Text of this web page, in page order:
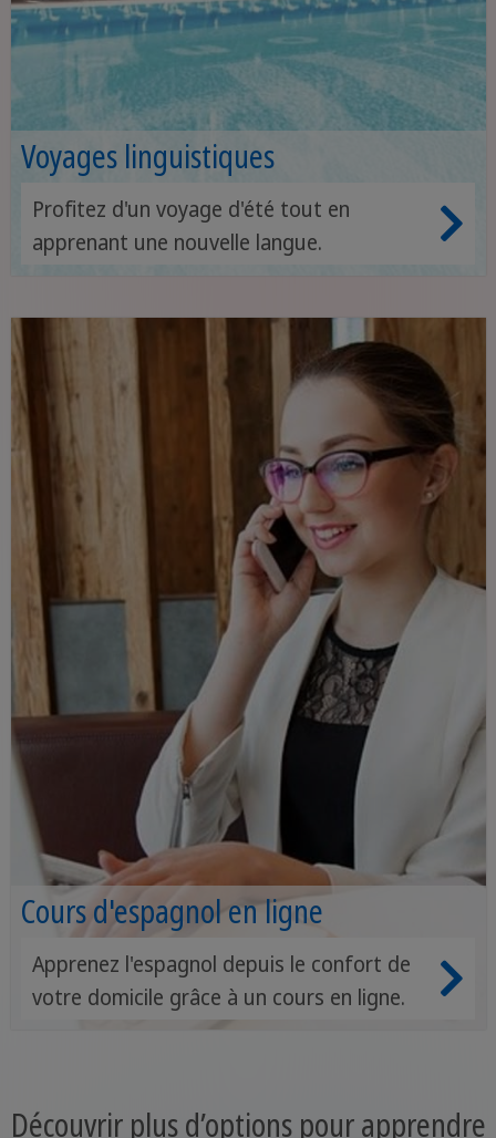
Voyages linguistiques
Profitez d'un voyage d'été tout en
apprenant une nouvelle langue.
Cours d'espagnol en ligne
Apprenez l'espagnol depuis le confort de
votre domicile grâce à un cours en ligne.
Découvrir plus d’options pour apprendre